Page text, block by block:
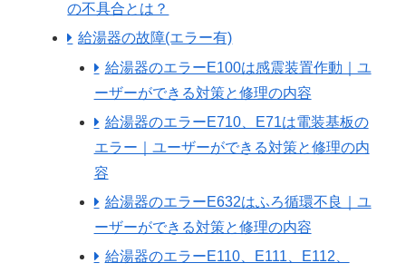
の不具合とは？
給湯器の故障(エラー有)
給湯器のエラーE100は感震装置作動｜ユ
ーザーができる対策と修理の内容
給湯器のエラーE710、E71は電装基板の
エラー｜ユーザーができる対策と修理の内
容
給湯器のエラーE632はふろ循環不良｜ユ
ーザーができる対策と修理の内容
給湯器のエラーE110、E111、E112、